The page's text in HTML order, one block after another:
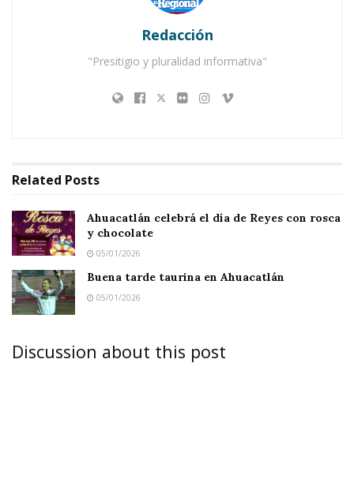
Redacción
"Presitigio y pluralidad informativa"
Related Posts
Ahuacatlán celebrá el día de Reyes con rosca
y chocolate
05/01/2026
Buena tarde taurina en Ahuacatlán
05/01/2026
Discussion about this post